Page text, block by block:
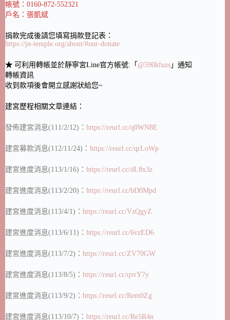
帳號：0160-872-552321
戶名：張凱斌
捐款完成後請您填寫捐款登記表：
https://jn-temple.org/about/#our-donate
★ 可利用轉帳並於靜寧宮Line官方帳號:「 @590kfuzs 」通知
轉帳資訊
收到款項後會開立感謝狀給您~
建宮歷程相關文章連結：
發佈建宮消息(111/2/12)： https://reurl.cc/q0WN8E
建宮募款消息(112/11/24)： https://reurl.cc/qrLoWp
建宮進度消息(113/1/16)： https://reurl.cc/dL8x3z
建宮進度消息(113/2/20)： https://reurl.cc/bD0Mpd
建宮進度消息(113/4/1)： https://reurl.cc/VzQgyZ
建宮進度消息(113/6/11)： https://reurl.cc/6vzED6
建宮進度消息(113/7/2)： https://reurl.cc/ZV70GW
建宮進度消息(113/8/5)： https://reurl.cc/qvrY7y
建宮進度消息(113/9/2)： https://reurl.cc/Rem0Zg
建宮進度消息(113/10/7)： https://reurl.cc/Re5R4n